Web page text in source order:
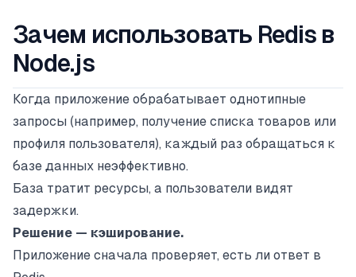
Зачем использовать Redis в
Node.js
Когда приложение обрабатывает однотипные
запросы (например, получение списка товаров или
профиля пользователя), каждый раз обращаться к
базе данных неэффективно.
База тратит ресурсы, а пользователи видят
задержки.
Решение — кэширование.
Приложение сначала проверяет, есть ли ответ в